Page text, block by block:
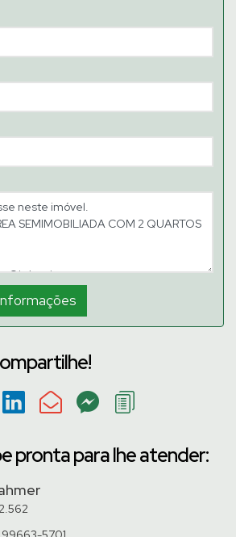
pronta para lhe atender: